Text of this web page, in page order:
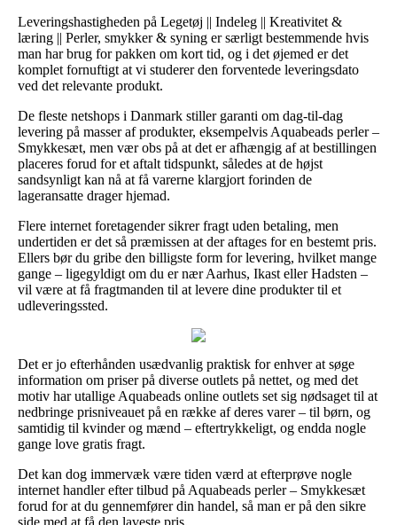
Leveringshastigheden på Legetøj || Indeleg || Kreativitet &
læring || Perler, smykker & syning er særligt bestemmende hvis
man har brug for pakken om kort tid, og i det øjemed er det
komplet fornuftigt at vi studerer den forventede leveringsdato
ved det relevante produkt.
De fleste netshops i Danmark stiller garanti om dag-til-dag
levering på masser af produkter, eksempelvis Aquabeads perler –
Smykkesæt, men vær obs på at det er afhængig af at bestillingen
placeres forud for et aftalt tidspunkt, således at de højst
sandsynligt kan nå at få varerne klargjort forinden de
lageransatte drager hjemad.
Flere internet foretagender sikrer fragt uden betaling, men
undertiden er det så præmissen at der aftages for en bestemt pris.
Ellers bør du gribe den billigste form for levering, hvilket mange
gange – ligegyldigt om du er nær Aarhus, Ikast eller Hadsten –
vil være at få fragtmanden til at levere dine produkter til et
udleveringssted.
Det er jo efterhånden usædvanlig praktisk for enhver at søge
information om priser på diverse outlets på nettet, og med det
motiv har utallige Aquabeads online outlets set sig nødsaget til at
nedbringe prisniveauet på en række af deres varer – til børn, og
samtidig til kvinder og mænd – eftertrykkeligt, og endda nogle
gange love gratis fragt.
Det kan dog immervæk være tiden værd at efterprøve nogle
internet handler efter tilbud på Aquabeads perler – Smykkesæt
forud for at du gennemfører din handel, så man er på den sikre
side med at få den laveste pris.